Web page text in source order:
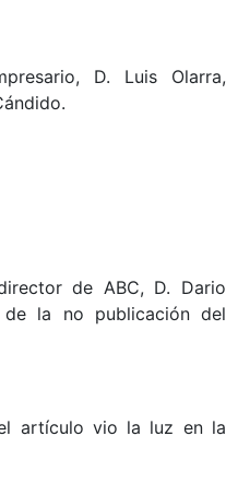
D. Luis Olarra,
de ABC, D. Dario
la no publicación del
artículo vio la luz en la